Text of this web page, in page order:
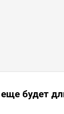
будет